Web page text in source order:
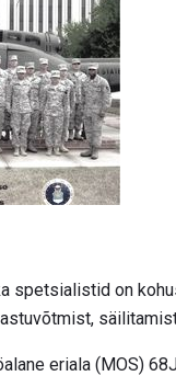
spetsialistid on
eriala (MOS)